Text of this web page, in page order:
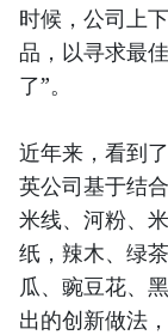
时候，公司上
品，以寻求最
了”。
近年来，看到
英公司基于结
米线、河粉、
纸，辣木、绿
瓜、豌豆花、
出的创新做法